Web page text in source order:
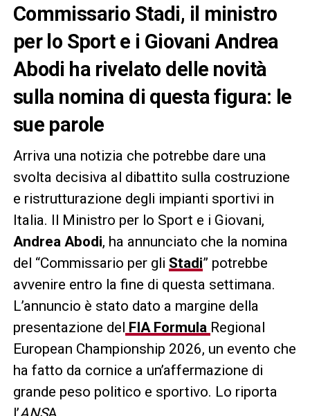
Commissario Stadi, il ministro
per lo Sport e i Giovani Andrea
Abodi ha rivelato delle novità
sulla nomina di questa figura: le
sue parole
Arriva una notizia che potrebbe dare una
svolta decisiva al dibattito sulla costruzione
e ristrutturazione degli impianti sportivi in
Italia. Il Ministro per lo Sport e i Giovani,
Andrea Abodi, ha annunciato che la nomina
del “Commissario per gli Stadi” potrebbe
avvenire entro la fine di questa settimana.
L’annuncio è stato dato a margine della
presentazione del FIA Formula Regional
European Championship 2026, un evento che
ha fatto da cornice a un’affermazione di
grande peso politico e sportivo. Lo riporta